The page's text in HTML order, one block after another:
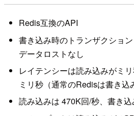
Redis互換のAPI
書き込み時のトランザクション
データロストなし
レイテンシーは読み込みがミ
ミリ秒（通常のRedisは書き込
読み込みは 470K回/秒、書き